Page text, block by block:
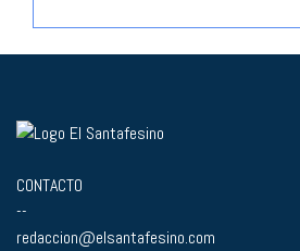
CONTACTO
--
redaccion@elsantafesino.com